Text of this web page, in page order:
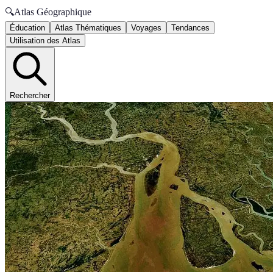
🔍Atlas Géographique
Éducation Atlas Thématiques Voyages
Tendances
Utilisation des Atlas
Rechercher